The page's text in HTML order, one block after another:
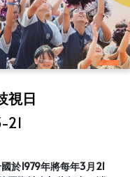
視日
21
於1979年將每年3月21